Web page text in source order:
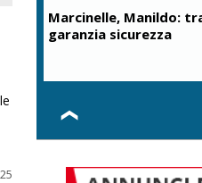
Marcinelle, Manildo:
garanzia sicurezza
❮